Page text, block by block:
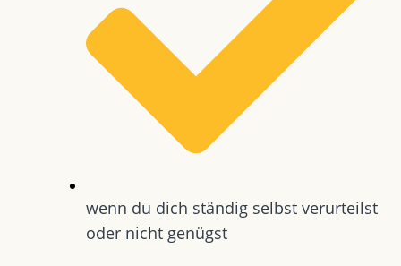
wenn du dich ständig selbst verurteilst
oder nicht genügst